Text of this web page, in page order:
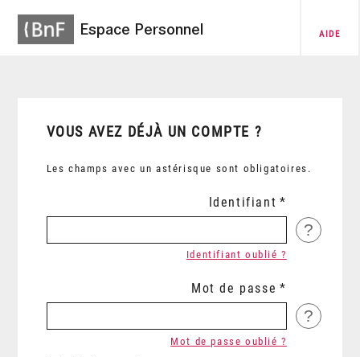
Espace Personnel AIDE
VOUS AVEZ DÉJÀ UN COMPTE ?
Les champs avec un astérisque sont obligatoires.
Identifiant
?
Identifiant oublié ?
Mot de passe
?
Mot de passe oublié ?